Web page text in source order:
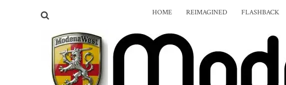
HOME REIMAGINED FLASHBACK